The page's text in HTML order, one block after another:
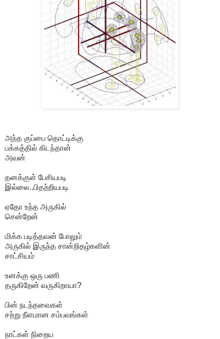
அந்த குப்பை தொட்டிக்கு
பக்கத்தில் கிடந்தான்
அவன்
தனக்குள் பேசியபடி
இல்லை..பிதற்றியபடி
ஏதோ உந்த அருகில்
சென்றேன்
மிக்க படித்தவன் போலும்
அருகில் இருந்த சான்றிதழ்களின்
சாட்சியம்
உனக்கு ஒரு பணி
தருகிறேன் வருகிறாயா?
பின் நடந்தவைகள்
சற்று நீளமான சம்பவங்கள்
நாட்கள் நிறைய